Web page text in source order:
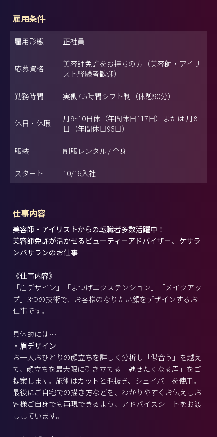
雇用条件
雇用形態 正社員
応募資格
美容師免許をお持ちの方（美容師・アイリ
スト経験者歓迎）
勤務時間 実働7.5時間シフト制（休憩90分）
休日・休暇
月9~10日休（年間休日117日）または 月8
日（年間休日96日）
服装 制服レンタル / 全身
スタート 10/16入社
仕事内容
美容師・アイリストからの転職者多数活躍中！
美容師免許が活かせるビューティーアドバイザー、ケサラ
ンパサランのお仕事
《仕事内容》
「眉デザイン」「まつげエクステンション」「メイクアッ
プ」3つの技術で、お客様のなりたい顔をデザインするお
仕事です。
具体的には…
・眉デザイン
お一人おひとりの顔立ちを詳しく分析し「似合う」を越え
て、顔立ちを最大限に引き立てる「魅せたくなる眉」をご
提案します。施術はカットと毛抜き、シェイバーを使用。
最後にご自宅での描き方などを、わかりやすくお伝えしお
客様ご自身でも再現できるよう、アドバイスシートをお渡
ししています。